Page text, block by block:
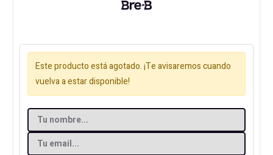
Este producto está agotado. ¡Te avisaremos cuando
vuelva a estar disponible!